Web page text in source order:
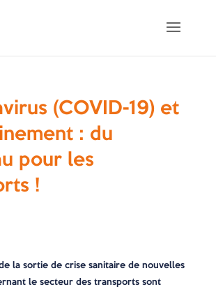
(COVID-19) et
: du
pour les
!
la sortie de crise sanitaire de nouvelles
le secteur des transports sont